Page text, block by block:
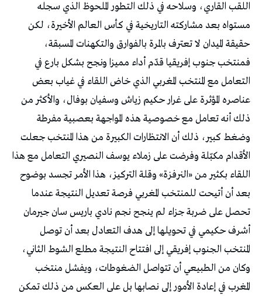
اللقب القاري، وسلاحه في ذلك التطور الملحوظ الذي سجله
مستواه بعد مشاركته التاريخية في كأس العالم الأخيرة، لكن
حقيقة الميدان لا تعترف بالمرة بالفوارق والتكهنات المسبقة،
فمنتخب جنوب إفريقيا قدّم أداء مميزا ونجح بشكل بارع في
التعامل مع المنتخب المغربي الذي خاض اللقاء في غياب بعض
عناصره المؤثرة على غرار حكيم زياش وسفيان بوفال، والأكثر من
ذلك أنه تعامل مع خصوصية هذه المواجهة بعصبية مفرطة
وضغط كبير، ذلك أن الانتظارات الكبيرة من هذا المنتخب جعلت
الأقدام مكبّلة وفرضت على زملاء يوسف النصيري التعامل مع هذا
اللقاء بكثير من «النرفزة» وقلة التركيز، هذا الأمر تجسد بوضوح
بعد أن أتيحت للمنتخب المغربي فرصة تعديل النتيجة عندما
تحصل على ضربة جزاء لم ينجح نجم نادي باريس سان جيرمان
أشرف حكيمي في تحويلها إلى هدف التعادل بعد أن توصل
المنتخب الجنوب إفريقي إلى افتتاح النتيجة مطلع الشوط الثاني،
وكان من الطبيعي أن تتواصل الضغوطات، ويفشل منتخب
المغرب في إعادة الأمور إلى نصابها بل على العكس من ذلك تمكن